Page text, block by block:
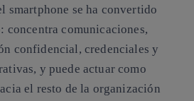
smartphone se ha convertido
concentra comunicaciones,
confidencial, credenciales y
y puede actuar como
el resto de la organización